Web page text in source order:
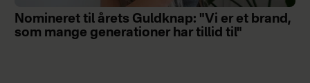
Nomineret til årets Guldknap: "Vi er et brand,
som mange generationer har tillid til"